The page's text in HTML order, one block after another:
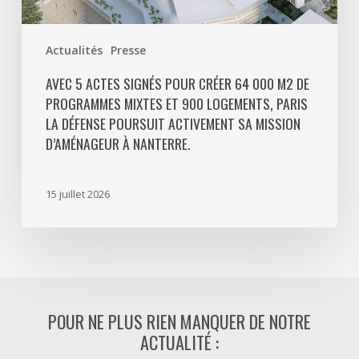
Actualités Presse
logements,
Défense
poursuit
activement
AVEC 5 ACTES SIGNÉS POUR CRÉER 64 000 M2 DE
PROGRAMMES MIXTES ET 900 LOGEMENTS, PARIS
LA DÉFENSE POURSUIT ACTIVEMENT SA MISSION
D’AMÉNAGEUR À NANTERRE.
15 juillet 2026
POUR NE PLUS RIEN MANQUER DE NOTRE
ACTUALITÉ :